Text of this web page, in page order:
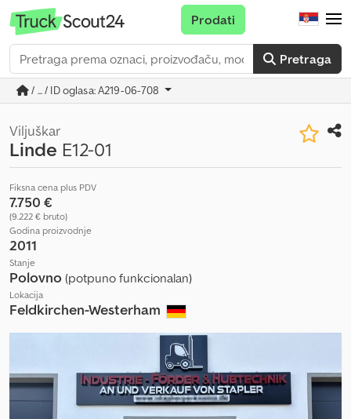
Pretraga
Prodati
/ ... / ID oglasa: A219-06-708
Viljuškar
Linde E12-01
Fiksna cena plus PDV
7.750 €
(9.222 € bruto)
Godina proizvodnje
2011
Stanje
Polovno (potpuno funkcionalan)
Lokacija
Feldkirchen-Westerham